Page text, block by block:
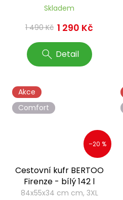
Skladem
1 490 Kč 1 290 Kč
Detail
Akce
Comfort
–20 %
Cestovní kufr BERTOO
Firenze - bílý 142 l
84x55x34 cm cm, 3XL